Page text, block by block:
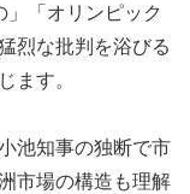
「オリンピック
烈な批判を浴びる
ます。
池知事の独断で市
市場の構造も理解